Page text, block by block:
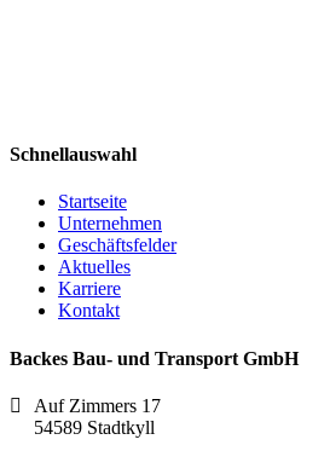
Schnellauswahl
Startseite
Unternehmen
Geschäftsfelder
Aktuelles
Karriere
Kontakt
Backes Bau- und Transport GmbH
Auf Zimmers 17
54589 Stadtkyll